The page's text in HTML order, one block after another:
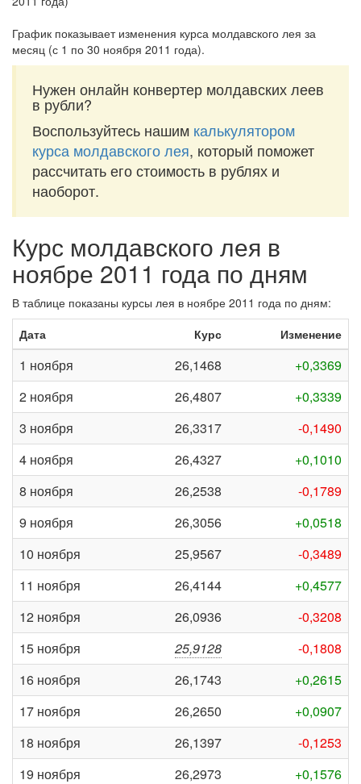
График показывает изменения курса молдавского лея за
месяц (с 1 по 30 ноября 2011 года).
Нужен онлайн конвертер молдавских леев
в рубли?
Воспользуйтесь нашим калькулятором
курса молдавского лея, который поможет
рассчитать его стоимость в рублях и
наоборот.
Курс молдавского лея в
ноябре 2011 года по дням
В таблице показаны курсы лея в ноябре 2011 года по дням:
Дата
Курс Изменение
1 ноября 26,1468
+0,3369
2 ноября
26,4807
+0,3339
3 ноября
26,3317
-0,1490
4 ноября
26,4327
+0,1010
8 ноября
26,2538
-0,1789
9 ноября
26,3056
+0,0518
10 ноября
25,9567
-0,3489
11 ноября
26,4144
+0,4577
12 ноября
26,0936
-0,3208
15 ноября
25,9128
-0,1808
16 ноября
26,1743
+0,2615
17 ноября
26,2650
+0,0907
18 ноября
26,1397
-0,1253
19 ноября
26,2973
+0,1576